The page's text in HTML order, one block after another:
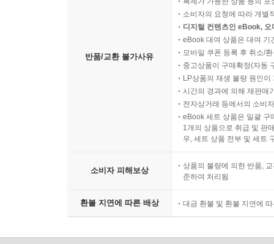
이 책을 둘러싼 괴이에 닿은 독자에게도
어떤 앙화가 생기는 게 아닐까 하는 걱정이 들어요.”
《죽은 자의 녹취록》을 즐기기 위한 세 가지 키워
호러와 미스터리의 절묘한 융합, 특히 본격추리에
개성적인 캐릭터, 미스터리소설로서의 높은 완
중이다.
◆ 미쓰다 월드
반품/교환 불가사유
소비자의 요청에 따라 개별
디지털 컨텐츠인 eBook,
eBook 대여 상품은 대여 기
모바일 쿠폰 등록 후 취소/
중고상품이 구매확정(자동
LP상품의 재생 불량 원인
시간의 경과에 의해 재판매
전자상거래 등에서의 소비
eBook 세트 상품은 일괄 구
1개의 상품으로 취급 및 판
우, 세트 상품 전부 및 세트
소비자 피해보상
상품의 불량에 의한 반품,
준하여 처리됨
환불 지연에 따른 배상 대금 환불 및 환불 지연에